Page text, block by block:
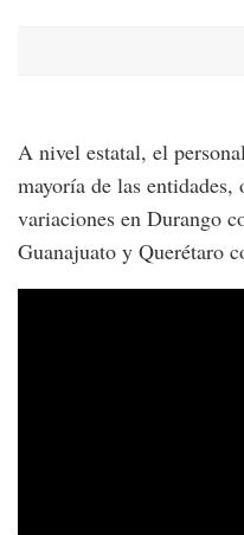
A nivel estatal, el
mayoría de las entidades,
variaciones en Durango
Guanajuato y Querétaro